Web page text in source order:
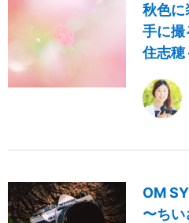
秋色に
手に撮
住志穂
OM
〜ち